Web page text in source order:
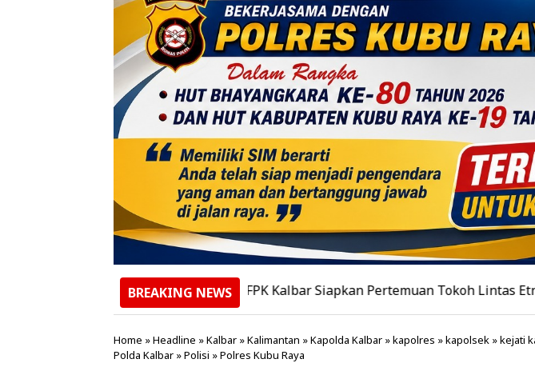
BREAKING NEWS
FPK Kalbar Siapkan Pertemuan Tokoh Lintas Etnis Se-
Home »Headline »Kalbar »Kalimantan »Kapolda Kalbar »kapolres »kapolsek »kejati
Polda Kalbar »Polisi »Polres Kubu Raya